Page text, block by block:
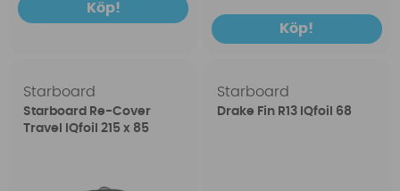
Köp!
Köp!
Starboard
Starboard Re-Cover
Travel IQfoil 215 x 85
Starboard
Drake Fin R13 IQfoil 68